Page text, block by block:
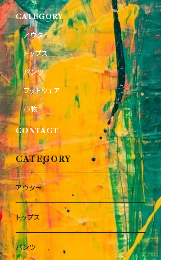
CATEGORY
アウター
トップス
パンツ
フットウェア
小物
CONTACT
CATEGORY
アウター
トップス
パンツ